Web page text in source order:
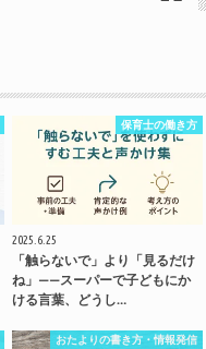
保育士の働き方
2025.6.25
「触らないで」より「見るだけ
ね」——スーパーで子どもにか
ける言葉、どうし…
おたよりの書き方・情報発信